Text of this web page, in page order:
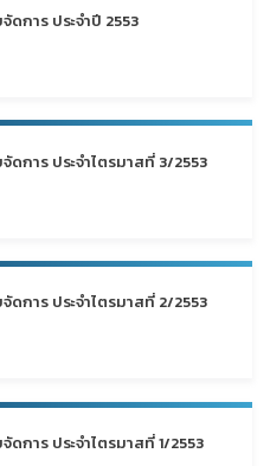
ดการ ประจำปี 2553
ดการ ประจำไตรมาสที่ 3/2553
ดการ ประจำไตรมาสที่ 2/2553
ดการ ประจำไตรมาสที่ 1/2553